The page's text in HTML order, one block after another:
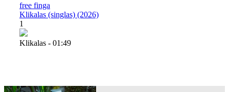
free finga
Klikalas (singlas) (2026)
1
Klikalas - 01:49